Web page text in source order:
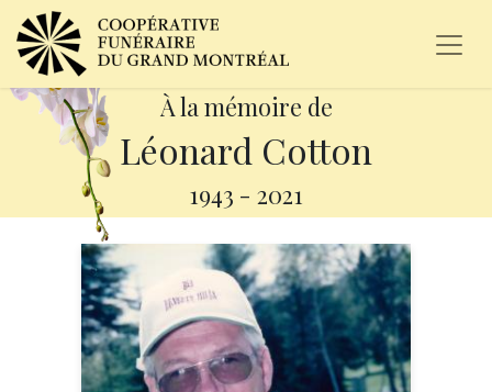
À la mémoire de
Léonard Cotton
1943 - 2021